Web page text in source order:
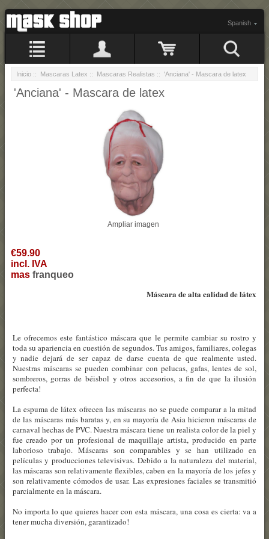
Spanish
Inicio :: Mascaras Latex :: Mascaras Realistas :: 'Anciana' - Mascara de latex
'Anciana' - Mascara de latex
Ampliar imagen
€59.90
incl. IVA
mas franqueo
Máscara de alta calidad de látex
Le ofrecemos este fantástico máscara que le permite cambiar su rostro y
toda su apariencia en cuestión de segundos. Tus amigos, familiares, colegas
y nadie dejará de ser capaz de darse cuenta de que realmente usted.
Nuestras máscaras se pueden combinar con pelucas, gafas, lentes de sol,
sombreros, gorras de béisbol y otros accesorios, a fin de que la ilusión
perfecta!
La espuma de látex ofrecen las máscaras no se puede comparar a la mitad
de las máscaras más baratas y, en su mayoría de Asia hicieron máscaras de
carnaval hechas de PVC. Nuestra máscara tiene un realista color de la piel y
fue creado por un profesional de maquillaje artista, producido en parte
laborioso trabajo. Máscaras son comparables y se han utilizado en
películas y producciones televisivas. Debido a la naturaleza del material,
las máscaras son relativamente flexibles, caben en la mayoría de los jefes y
son relativamente cómodos de usar. Las expresiones faciales se transmitió
parcialmente en la máscara.
No importa lo que quieres hacer con esta máscara, una cosa es cierta: va a
tener mucha diversión, garantizado!